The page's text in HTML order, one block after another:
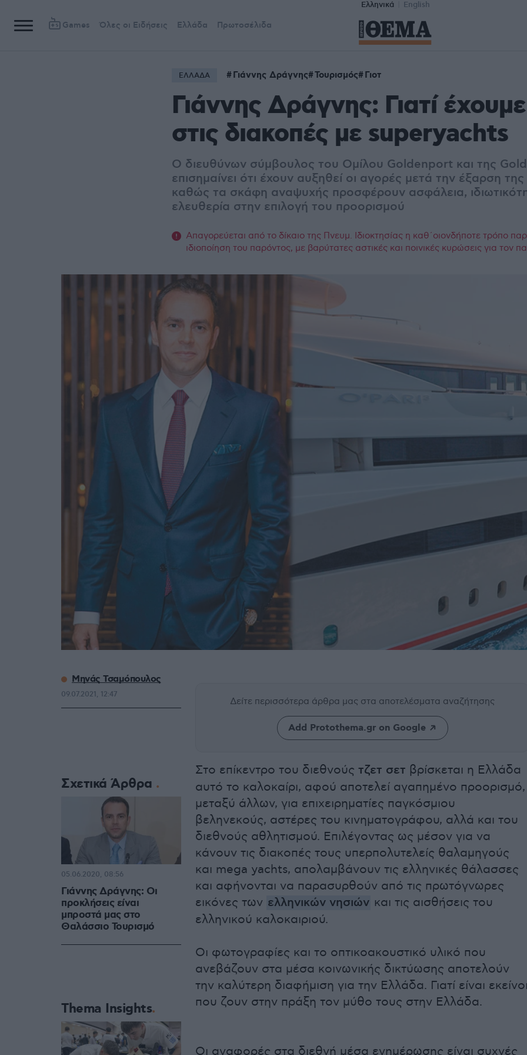
Ελληνικά English
Games Όλες οι Ειδήσεις Ελλάδα Πρωτοσέλιδα
ΕΛΛΑΔΑ Γιάννης Δράγνης Τουρισμός Γιοτ
Γιάννης Δράγνης: Γιατί
στις διακοπές με superyachts
Ο διευθύνων σύμβουλος του Ομίλου Goldenport και της
επισημαίνει ότι έχουν αυξηθεί οι αγορές μετά την έξαρση
καθώς τα σκάφη αναψυχής προσφέρουν ασφάλεια,
ελευθερία στην επιλογή του προορισμού
Απαγορεύεται από το δίκαιο της Πνευμ. Ιδιοκτησίας η καθ΄οιονδήποτε τρόπο
ιδιοποίηση του παρόντος, με βαρύτατες αστικές και ποινικές κυρώσεις για τον
Δείτε περισσότερα άρθρα μας στα αποτελέσματα αναζήτησης
Add Protothema.gr on Google
Στο επίκεντρο του διεθνούς τζετ σετ βρίσκεται η Ελλάδα
αυτό το καλοκαίρι, αφού αποτελεί αγαπημένο προορισμό,
μεταξύ άλλων, για επιχειρηματίες παγκόσμιου
βεληνεκούς, αστέρες του κινηματογράφου, αλλά και του
διεθνούς αθλητισμού. Επιλέγοντας ως μέσον για να
κάνουν τις διακοπές τους υπερπολυτελείς θαλαμηγούς
και mega yachts, απολαμβάνουν τις ελληνικές θάλασσες
και αφήνονται να παρασυρθούν από τις πρωτόγνωρες
εικόνες των ελληνικών νησιών και τις αισθήσεις του
ελληνικού καλοκαιριού.
Οι φωτογραφίες και το οπτικοακουστικό υλικό που
ανεβάζουν στα μέσα κοινωνικής δικτύωσης αποτελούν
την καλύτερη διαφήμιση για την Ελλάδα. Γιατί είναι
που ζουν στην πράξη τον μύθο τους στην Ελλάδα.
Οι αναφορές στα διεθνή μέσα ενημέρωσης είναι συχνές
Μηνάς Τσαμόπουλος
09.07.2021, 12:47
Σχετικά Άρθρα
Γιάννης Δράγνης: Οι
προκλήσεις είναι
μπροστά μας στο
Θαλάσσιο Τουρισμό
05.06.2020, 08:56
Thema Insights